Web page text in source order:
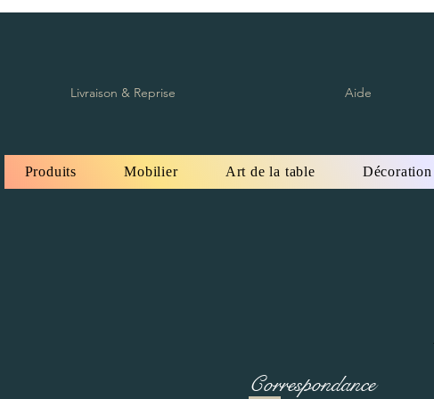
Produits Mobilier Art de la table Décoration
Correspondance
Livraison & Reprise Aide